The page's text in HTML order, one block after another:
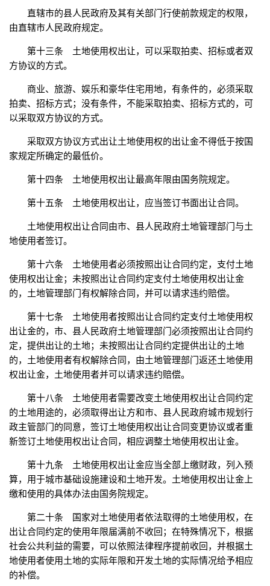
直辖市的县人民政府及其有关部门行使前款规定的权限，
由直辖市人民政府规定。
第十三条 土地使用权出让，可以采取拍卖、招标或者双
方协议的方式。
商业、旅游、娱乐和豪华住宅用地，有条件的，必须采取
拍卖、招标方式；没有条件，不能采取拍卖、招标方式的，可
以采取双方协议的方式。
采取双方协议方式出让土地使用权的出让金不得低于按国
家规定所确定的最低价。
第十四条 土地使用权出让最高年限由国务院规定。
第十五条 土地使用权出让，应当签订书面出让合同。
土地使用权出让合同由市、县人民政府土地管理部门与土
地使用者签订。
第十六条 土地使用者必须按照出让合同约定，支付土地
使用权出让金；未按照出让合同约定支付土地使用权出让金
的，土地管理部门有权解除合同，并可以请求违约赔偿。
第十七条 土地使用者按照出让合同约定支付土地使用权
出让金的，市、县人民政府土地管理部门必须按照出让合同约
定，提供出让的土地；未按照出让合同约定提供出让的土地
的，土地使用者有权解除合同，由土地管理部门返还土地使用
权出让金，土地使用者并可以请求违约赔偿。
第十八条 土地使用者需要改变土地使用权出让合同约定
的土地用途的，必须取得出让方和市、县人民政府城市规划行
政主管部门的同意，签订土地使用权出让合同变更协议或者重
新签订土地使用权出让合同，相应调整土地使用权出让金。
第十九条 土地使用权出让金应当全部上缴财政，列入预
算，用于城市基础设施建设和土地开发。土地使用权出让金上
缴和使用的具体办法由国务院规定。
第二十条 国家对土地使用者依法取得的土地使用权，在
出让合同约定的使用年限届满前不收回；在特殊情况下，根据
社会公共利益的需要，可以依照法律程序提前收回，并根据土
地使用者使用土地的实际年限和开发土地的实际情况给予相应
的补偿。